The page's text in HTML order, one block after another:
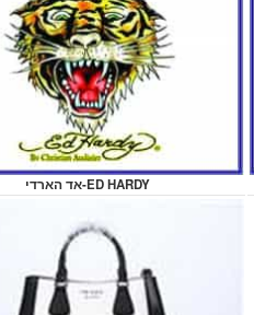
אד הארדי-ED HARDY